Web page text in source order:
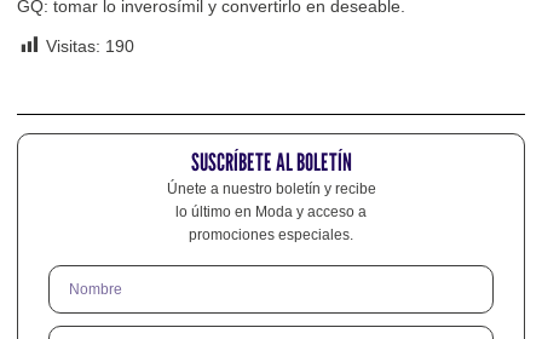
GQ: tomar lo inverosímil y convertirlo en deseable.
Visitas: 190
SUSCRÍBETE AL BOLETÍN
Únete a nuestro boletín y recibe
lo último en Moda y acceso a
promociones especiales.